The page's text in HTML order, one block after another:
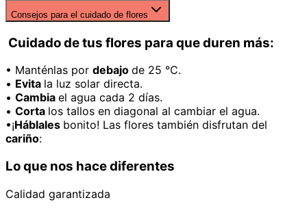
Consejos para el cuidado de flores
Cuidado de tus flores para que duren más:
• Manténlas por debajo de 25 °C.
• Evita la luz solar directa.
• Cambia el agua cada 2 días.
• Corta los tallos en diagonal al cambiar el agua.
•¡Háblales bonito! Las flores también disfrutan del
cariño:
Lo que nos hace diferentes
Calidad garantizada